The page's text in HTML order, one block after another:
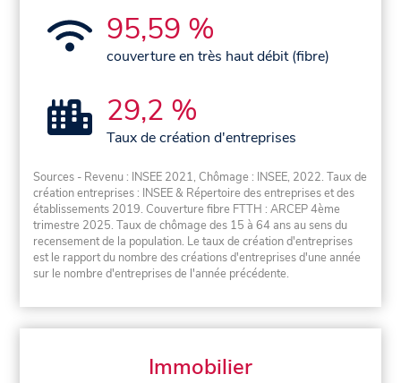
95,59 %
couverture en très haut débit (fibre)
29,2 %
Taux de création d'entreprises
Sources - Revenu : INSEE 2021, Chômage : INSEE, 2022. Taux de
création entreprises : INSEE & Répertoire des entreprises et des
établissements 2019. Couverture fibre FTTH : ARCEP 4ème
trimestre 2025. Taux de chômage des 15 à 64 ans au sens du
recensement de la population. Le taux de création d'entreprises
est le rapport du nombre des créations d'entreprises d'une année
sur le nombre d'entreprises de l'année précédente.
Immobilier